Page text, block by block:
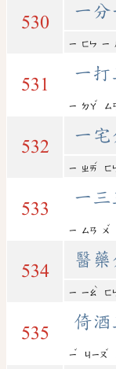
530
一分
ㄧ ㄈㄣ ㄧ
531
一
ㄧ ㄉㄚ
ˇ
ㄙ
532
一
ㄧ ㄓㄞ
ˊ
ㄈ
533
一
ㄧ ㄙㄢ ㄨ
ˇ
534
醫藥
ㄧ ㄧㄠ
ˋ
ㄈ
535
倚酒
ㄧ
ˇ
ㄐㄧㄡ
ˇ